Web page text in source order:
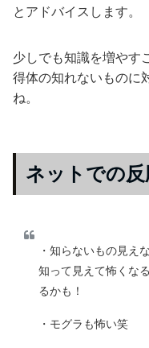
とアドバイスします。
少しでも知識を増やす
得体の知れないものに
ね。
ネットでの反
・知らないもの見え
知って見えて怖くな
るかも！
・モグラも怖い笑